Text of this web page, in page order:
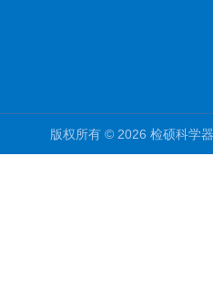
版权所有 © 2026 检硕科